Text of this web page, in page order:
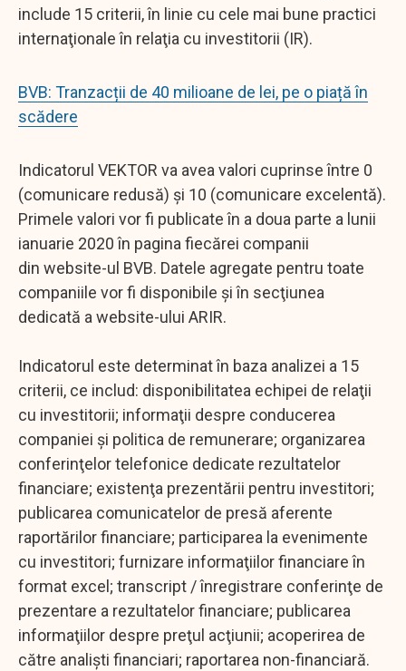
include 15 criterii, în linie cu cele mai bune practici
internaţionale în relaţia cu investitorii (IR).
BVB: Tranzacții de 40 milioane de lei, pe o piață în
scădere
Indicatorul VEKTOR va avea valori cuprinse între 0
(comunicare redusă) şi 10 (comunicare excelentă).
Primele valori vor fi publicate în a doua parte a lunii
ianuarie 2020 în pagina fiecărei companii
din website-ul BVB. Datele agregate pentru toate
companiile vor fi disponibile şi în secţiunea
dedicată a website-ului ARIR.
Indicatorul este determinat în baza analizei a 15
criterii, ce includ: disponibilitatea echipei de relaţii
cu investitorii; informaţii despre conducerea
companiei şi politica de remunerare; organizarea
conferinţelor telefonice dedicate rezultatelor
financiare; existenţa prezentării pentru investitori;
publicarea comunicatelor de presă aferente
raportărilor financiare; participarea la evenimente
cu investitori; furnizare informaţiilor financiare în
format excel; transcript / înregistrare conferinţe de
prezentare a rezultatelor financiare; publicarea
informaţiilor despre preţul acţiunii; acoperirea de
către analişti financiari; raportarea non-financiară.